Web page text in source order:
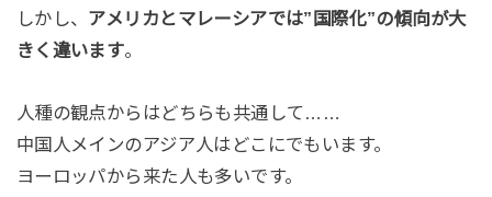
しかし、 アメリカとマレーシアでは”国際化”の傾向が大
きく違います。
人種の観点からはどちらも共通して……
中国人メインのアジア人はどこにでもいます。
ヨーロッパから来た人も多いです。